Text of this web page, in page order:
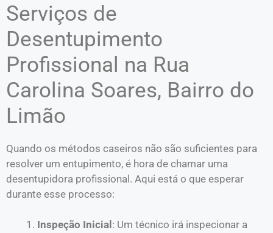
Serviços de
Desentupimento
Profissional na Rua
Carolina Soares, Bairro do
Limão
Quando os métodos caseiros não são suficientes para
resolver um entupimento, é hora de chamar uma
desentupidora profissional. Aqui está o que esperar
durante esse processo:
Inspeção Inicial : Um técnico irá inspecionar a